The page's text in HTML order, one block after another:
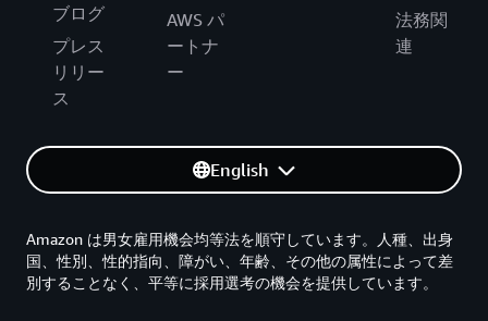
ブログ
プレス
リリー
ス
AWS パ
ートナ
ー
法務関
連
English
Amazon は男女雇用機会均等法を順守しています。人種、出身
国、性別、性的指向、障がい、年齢、その他の属性によって差
別することなく、平等に採用選考の機会を提供しています。